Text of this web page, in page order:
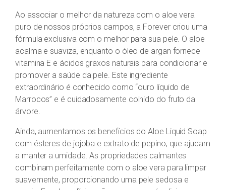
Ao associar o melhor da natureza com o aloe vera
puro de nossos próprios campos, a Forever criou uma
fórmula exclusiva com o melhor para sua pele. O aloe
acalma e suaviza, enquanto o óleo de argan fornece
vitamina E e ácidos graxos naturais para condicionar e
promover a saúde da pele. Este ingrediente
extraordinário é conhecido como “ouro líquido de
Marrocos” e é cuidadosamente colhido do fruto da
árvore.
Ainda, aumentamos os benefícios do Aloe Liquid Soap
com ésteres de jojoba e extrato de pepino, que ajudam
a manter a umidade. As propriedades calmantes
combinam perfeitamente com o aloe vera para limpar
suavemente, proporcionando uma pele sedosa e